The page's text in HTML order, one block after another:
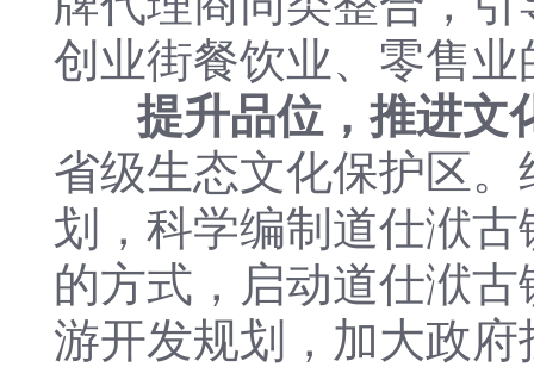
创业街餐饮业、零售
提升品位，推进文
省级生态文化保护区
划，科学编制道仕洑
的方式，启动道仕洑
游开发规划，加大政